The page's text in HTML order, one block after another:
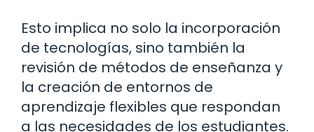
Esto implica no solo la incorporación
de tecnologías, sino también la
revisión de métodos de enseñanza y
la creación de entornos de
aprendizaje flexibles que respondan
a las necesidades de los estudiantes.